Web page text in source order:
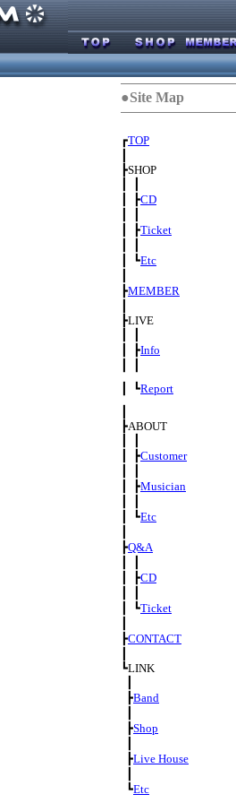
●Site Map
┏TOP
┣SHOP
┃ ┣CD
┃ ┣Ticket
┃ ┗Etc
┣MEMBER
┣LIVE
┃ ┣Info
┃ ┗Report
┣ABOUT
┃ ┣Customer
┃ ┣Musician
┃ ┗Etc
┣Q&A
┃ ┣CD
┃ ┗Ticket
┣CONTACT
┗LINK
┣Band
┣Shop
┣Live House
┗Etc